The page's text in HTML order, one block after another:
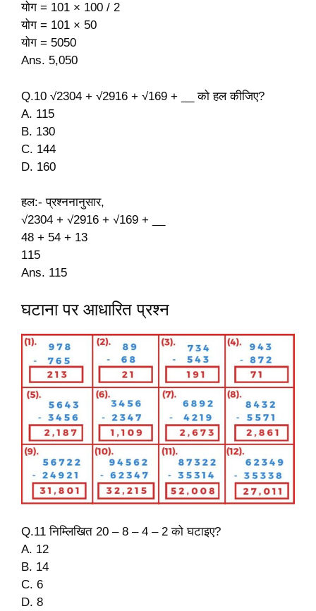
योग = 101 × 100 / 2
योग = 101 × 50
योग = 5050
Ans. 5,050
Q.10 √2304 + √2916 + √169 + __ को हल कीजिए?
A. 115
B. 130
C. 144
D. 160
हल:- प्रश्ननानुसार,
√2304 + √2916 + √169 + __
48 + 54 + 13
115
Ans. 115
घटाना पर आधारित प्रश्न
Q.11 निम्लिखित 20 – 8 – 4 – 2 को घटाइए?
A. 12
B. 14
C. 6
D. 8